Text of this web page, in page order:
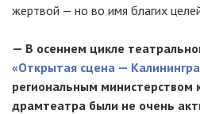
жертвой — но во имя благих
— В осеннем цикле
«Открытая сцена —
региональным министерством
драмтеатра были не очень